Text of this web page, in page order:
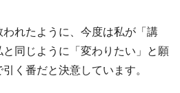
れたように、今度は私が「講
同じように「変わりたい」と願
く番だと決意しています。